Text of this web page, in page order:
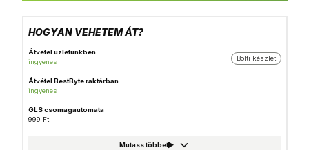
HOGYAN VEHETEM ÁT?
Átvétel üzletünkben
ingyenes
Bolti készlet
Átvétel BestByte raktárban
ingyenes
GLS csomagautomata
999 Ft